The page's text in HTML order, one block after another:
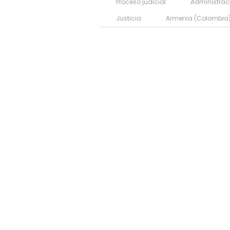
Proceso judicial
Justicia
Armenia (Colombia)